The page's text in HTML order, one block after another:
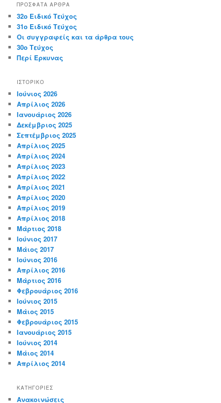
ΠΡΌΣΦΑΤΑ ΆΡΘΡΑ
32ο Ειδικό Τεύχος
31ο Ειδικό Τεύχος
Οι συγγραφείς και τα άρθρα τους
30ο Τεύχος
Περί Έρκυνας
ΙΣΤΟΡΙΚΌ
Ιούνιος 2026
Απρίλιος 2026
Ιανουάριος 2026
Δεκέμβριος 2025
Σεπτέμβριος 2025
Απρίλιος 2025
Απρίλιος 2024
Απρίλιος 2023
Απρίλιος 2022
Απρίλιος 2021
Απρίλιος 2020
Απρίλιος 2019
Απρίλιος 2018
Μάρτιος 2018
Ιούνιος 2017
Μάιος 2017
Ιούνιος 2016
Απρίλιος 2016
Μάρτιος 2016
Φεβρουάριος 2016
Ιούνιος 2015
Μάιος 2015
Φεβρουάριος 2015
Ιανουάριος 2015
Ιούνιος 2014
Μάιος 2014
Απρίλιος 2014
KΑΤΗΓΟΡΊΕΣ
Ανακοινώσεις